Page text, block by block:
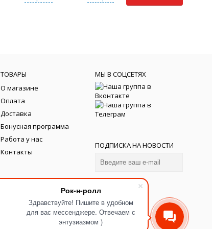
Рок-н-ролл
Здравствуйте! Пишите в удобном
для вас мессенджере. Отвечаем с
энтузиазмом )
ТОВАРЫ
О магазине
Оплата
Доставка
Бонусная программа
Работа у нас
Контакты
МЫ В СОЦСЕТЯХ
ПОДПИСКА НА НОВОСТИ